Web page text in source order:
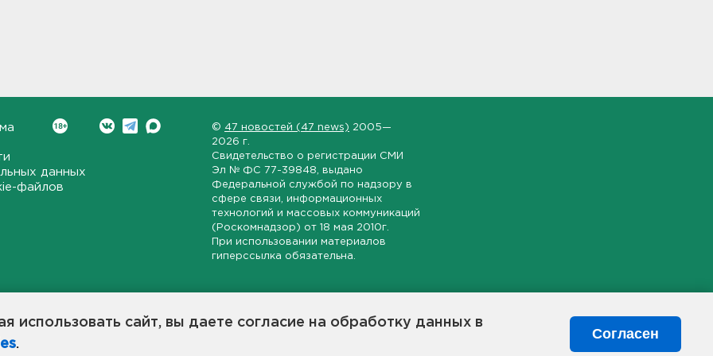
использовать сайт, вы даете согласие на обработку данных в
.
Согласен
данных
файлов
© 47 новостей (47 news) 2005—
2026 г.
Свидетельство о регистрации СМИ
Эл № ФС 77-39848 , выдано
Федеральной службой по надзору в
сфере связи, информационных
технологий и массовых коммуникаций
(Роскомнадзор) от 18 мая 2010г.
При использовании материалов
гиперссылка обязательна.
области, экономической и инвестиционной активности в регионе.
станет популярной и конструктивной площадкой для свободного
в 47-м регионе России.